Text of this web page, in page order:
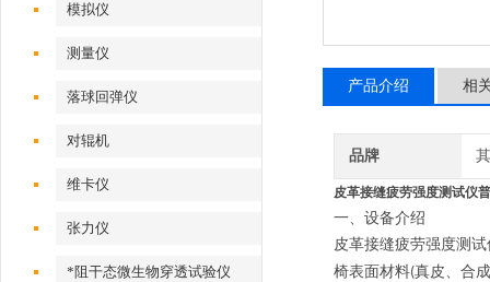
模拟仪
测量仪
落球回弹仪
对辊机
维卡仪
张力仪
*阻干态微生物穿透试验仪
产品介绍 相
品牌
皮革接缝疲劳强度测试仪
一、设备介绍
皮革接缝疲劳强度测
椅表面材料(真皮、合